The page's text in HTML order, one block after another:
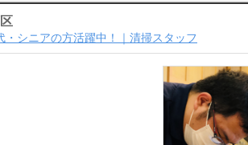
シニアの方活躍中！｜清掃スタッフ